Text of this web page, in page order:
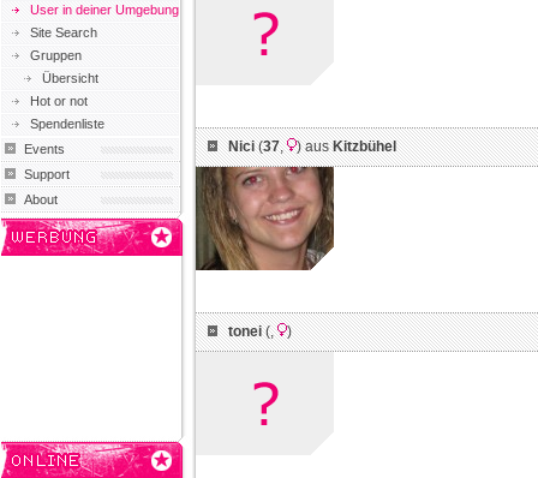
User in deiner Umgebung
Site Search
Gruppen
Übersicht
Hot or not
Spendenliste
Events
Support
About
Nici(37, ) ausKitzbühel
tonei(, )